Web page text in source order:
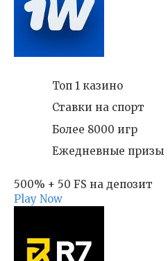
Топ 1 казино
Ставки на спорт
Более 8000 игр
Ежедневные призы
500% + 50 FS на депозит
Play Now